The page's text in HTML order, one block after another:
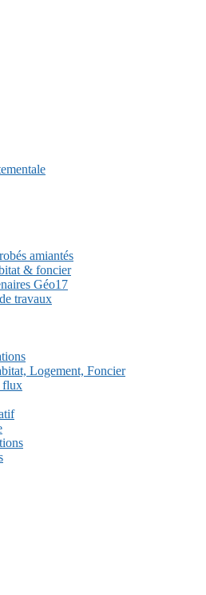
amiantés
& foncier
Géo17
travaux
Logement, Foncier
flux